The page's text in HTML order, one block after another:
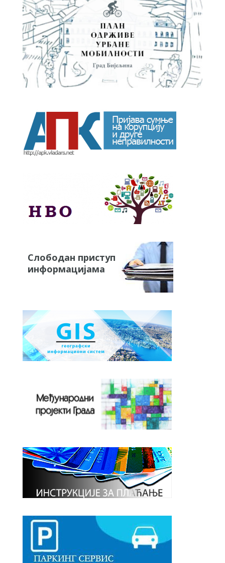
Слободан приступ
информацијама